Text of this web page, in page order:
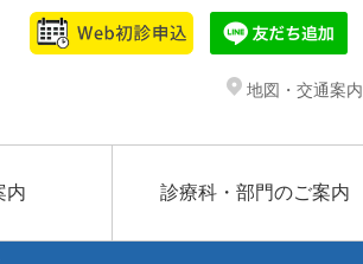
地図・交通案内
内 診療科・部門のご案内